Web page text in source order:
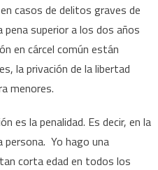
casos de delitos graves de
pena superior a los dos años
en cárcel común están
la privación de la libertad
menores.
es la penalidad. Es decir, en la
persona. Yo hago una
corta edad en todos los